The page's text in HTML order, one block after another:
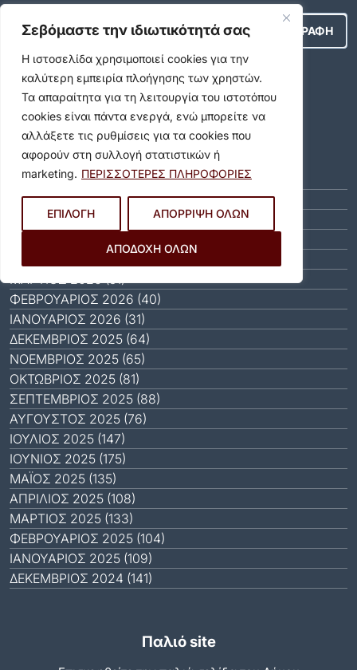
Σεβόμαστε την ιδιωτικότητά σας
Η ιστοσελίδα χρησιμοποιεί cookies για την
καλύτερη εμπειρία πλοήγησης των χρηστών.
Τα απαραίτητα για τη λειτουργία του ιστοτόπου
cookies είναι πάντα ενεργά, ενώ μπορείτε να
αλλάξετε τις ρυθμίσεις για τα cookies που
αφορούν στη συλλογή στατιστικών ή
marketing. ΠΕΡΙΣΣΟΤΕΡΕΣ ΠΛΗΡΟΦΟΡΙΕΣ
ΕΠΙΛΟΓΗ ΑΠΟΡΡΙΨΗ ΟΛΩΝ
ΑΠΟΔΟΧΗ ΟΛΩΝ
Αποδέχομαι τους Όρους Χρήσης
Social Media
Αρχείο
ΑΎΓΟΥΣΤΟΣ 2026 (8)
ΙΟΎΛΙΟΣ 2026 (55)
ΙΟΎΝΙΟΣ 2026 (46)
ΜΆΡΤΙΟΣ 2026 (51)
ΦΕΒΡΟΥΆΡΙΟΣ 2026 (40)
ΙΑΝΟΥΆΡΙΟΣ 2026 (31)
ΔΕΚΈΜΒΡΙΟΣ 2025 (64)
ΝΟΈΜΒΡΙΟΣ 2025 (65)
ΟΚΤΏΒΡΙΟΣ 2025 (81)
ΣΕΠΤΈΜΒΡΙΟΣ 2025 (88)
ΑΎΓΟΥΣΤΟΣ 2025 (76)
ΙΟΎΛΙΟΣ 2025 (147)
ΙΟΎΝΙΟΣ 2025 (175)
ΜΆΙΟΣ 2025 (135)
ΑΠΡΊΛΙΟΣ 2025 (108)
ΜΆΡΤΙΟΣ 2025 (133)
ΦΕΒΡΟΥΆΡΙΟΣ 2025 (104)
ΙΑΝΟΥΆΡΙΟΣ 2025 (109)
ΔΕΚΈΜΒΡΙΟΣ 2024 (141)
Παλιό site